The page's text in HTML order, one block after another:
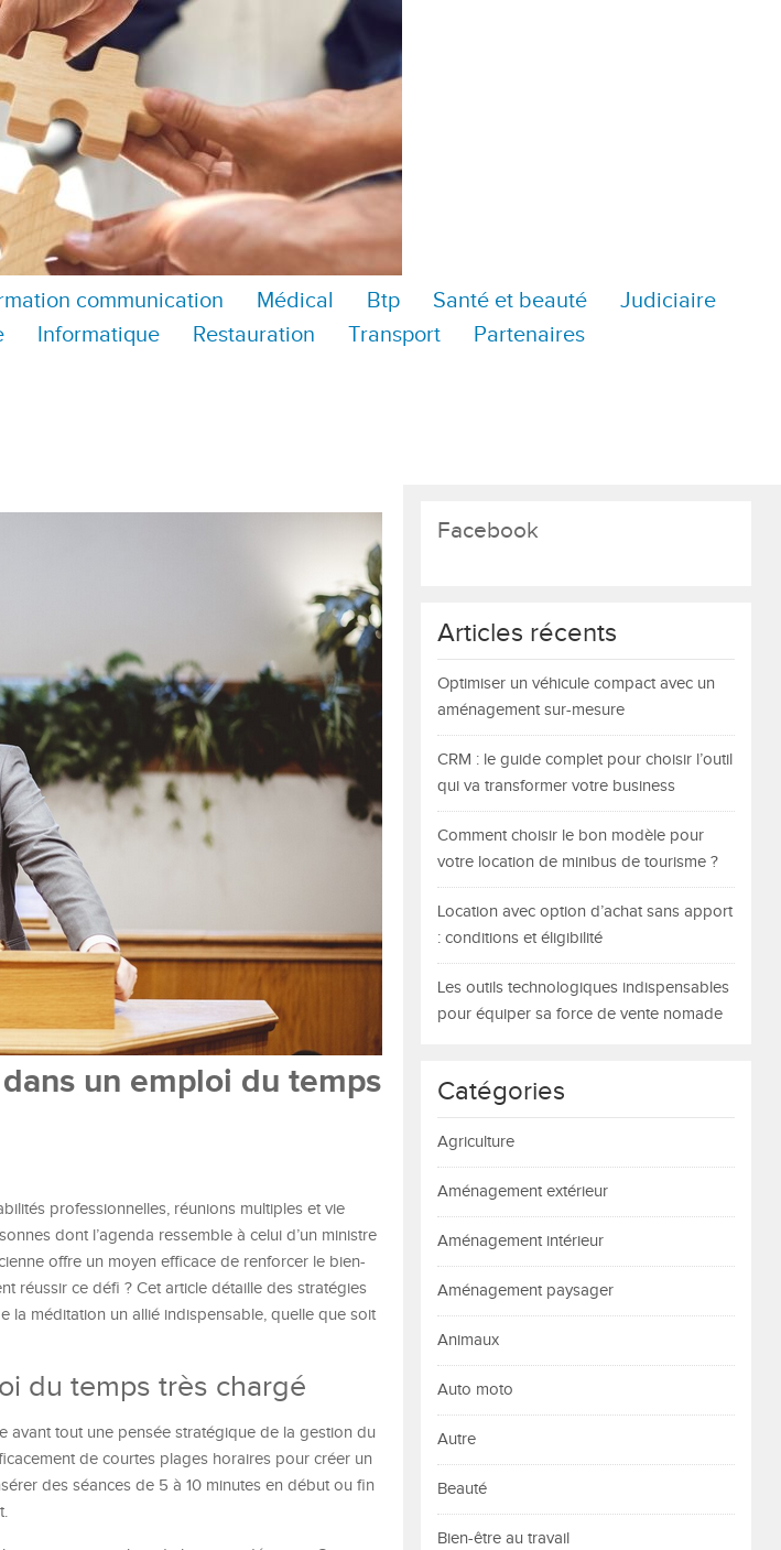
communication Médical Btp Santé et beauté
Judiciaire
Informatique Restauration Transport Partenaires
un emploi du temps
professionnelles, réunions multiples et vie
dont l’agenda ressemble à celui d’un ministre
offre un moyen efficace de renforcer le bien-
réussir ce défi ? Cet article détaille des stratégies
la méditation un allié indispensable, quelle que soit
du temps très chargé
avant tout une pensée stratégique de la gestion du
de courtes plages horaires pour créer un
des séances de 5 à 10 minutes en début ou fin
Facebook
Articles récents
Optimiser un véhicule compact avec un
aménagement sur-mesure
CRM : le guide complet pour choisir l’outil
qui va transformer votre business
Comment choisir le bon modèle pour
votre location de minibus de tourisme ?
Location avec option d’achat sans apport
: conditions et éligibilité
Les outils technologiques indispensables
pour équiper sa force de vente nomade
Catégories
Agriculture
Aménagement extérieur
Aménagement intérieur
Aménagement paysager
Animaux
Auto moto
Autre
Beauté
Bien-être au travail